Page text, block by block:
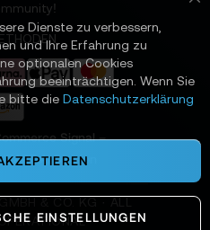
Signal –
AI Division
Dienste zu verbessern,
und Ihre Erfahrung zu
optionalen Cookies
beeinträchtigen. Wenn Sie
bitte die Datenschutzerklärung
EINSTELLUNGEN